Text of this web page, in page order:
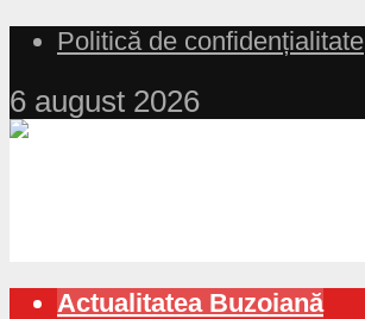
Politică de confidențialitate
6 august 2026
Actualitatea Buzoiană